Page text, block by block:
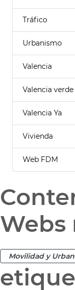
Tráfico
Urbanismo
Valencia
Valencia verde
Valencia Ya
Vivienda
Web FDM
Webs
Movilidad y